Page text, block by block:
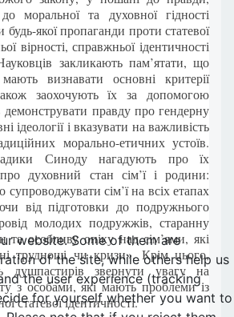
моральної та духовної гідності
якої пропаганди проти статевої
вірності, справжньої ідентичності
закликають пам’ятати, що
визнавати основні критерії
заохочують їх за допомогою
демонструвати правду про гендерну
ідеології і вказувати на важливість
морально-етичних устоїв.
Синоду нагадують про їх
духовний стан сім’ї і родини:
супроводжувати сім’ї на всіх етапах
від підготовки до подружнього
молодих подружжів, старанну
та особливу опіку над сім’ями, які
труднощі чи кризи». Крім цього,
душпастирів звернути увагу на
з особами, які мають проблеми із
статевої ідентичності.
website. Some of them are
of the site, while others help us
the user experience (tracking
for yourself whether you want to